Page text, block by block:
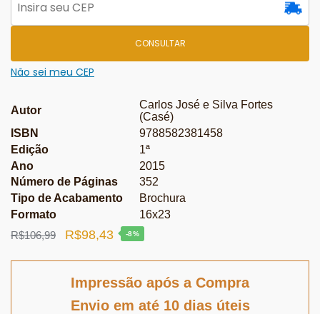
CONSULTAR
Não sei meu CEP
Autor
Carlos José e Silva Fortes
(Casé)
ISBN
9788582381458
Edição
1ª
Ano
2015
Número de Páginas
352
Tipo de Acabamento
Brochura
Formato
16x23
R$106,99
O
original
R$98,43O
atual
-8%
Impressão após a Compra
Envio em até 10 dias úteis